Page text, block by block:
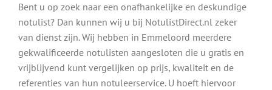
Bent u op zoek naar een onafhankelijke en deskundige
notulist? Dan kunnen wij u bij NotulistDirect.nl zeker
van dienst zijn. Wij hebben in Emmeloord meerdere
gekwalificeerde notulisten aangesloten die u gratis en
vrijblijvend kunt vergelijken op prijs, kwaliteit en de
referenties van hun notuleerservice. U hoeft hiervoor